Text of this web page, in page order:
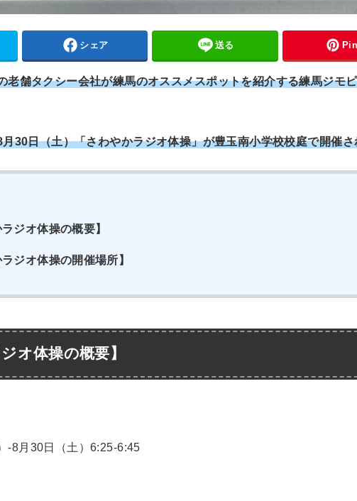
シェア 送る
老舗タクシー会社が練馬のオススメスポットを紹介する練馬ジモ
30日（土）「さわやかラジオ体操」が豊玉南小学校校庭で開催さ
ラジオ体操の概要】
ラジオ体操の開催場所】
オ体操の概要】
-8月30日（土）6:25-6:45